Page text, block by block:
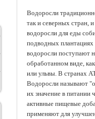
Водоросли
так и северных стран,
водоросли для еды
подводных
водоросли поступают
обработанном виде,
или ульвы. В странах
Водоросли называют
их значение в питании
активные пищевые
применяют для